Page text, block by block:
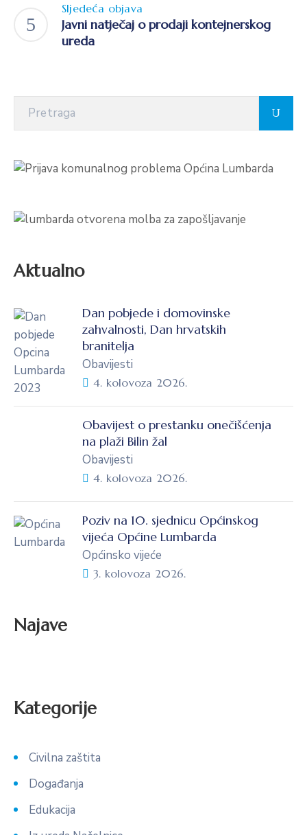
Sljedeća objava
Javni natječaj o prodaji kontejnerskog
ureda
Aktualno
Dan pobjede i domovinske
zahvalnosti, Dan hrvatskih
branitelja
Obavijesti
4. kolovoza 2026.
Obavijest o prestanku onečišćenja
na plaži Bilin žal
Obavijesti
4. kolovoza 2026.
Poziv na 10. sjednicu Općinskog
vijeća Općine Lumbarda
Općinsko vijeće
3. kolovoza 2026.
Najave
Kategorije
Civilna zaštita
Događanja
Edukacija